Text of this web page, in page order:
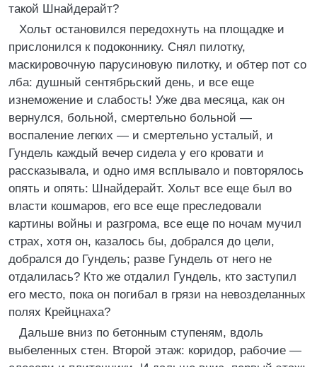
такой Шнайдерайт?
Хольт остановился передохнуть на площадке и
прислонился к подоконнику. Снял пилотку,
маскировочную парусиновую пилотку, и обтер пот со
лба: душный сентябрьский день, и все еще
изнеможение и слабость! Уже два месяца, как он
вернулся, больной, смертельно больной —
воспаление легких — и смертельно усталый, и
Гундель каждый вечер сидела у его кровати и
рассказывала, и одно имя всплывало и повторялось
опять и опять: Шнайдерайт. Хольт все еще был во
власти кошмаров, его все еще преследовали
картины войны и разгрома, все еще по ночам мучил
страх, хотя он, казалось бы, добрался до цели,
добрался до Гундель; разве Гундель от него не
отдалилась? Кто же отдалил Гундель, кто заступил
его место, пока он погибал в грязи на невозделанных
полях Крейцнаха?
Дальше вниз по бетонным ступеням, вдоль
выбеленных стен. Второй этаж: коридор, рабочие —